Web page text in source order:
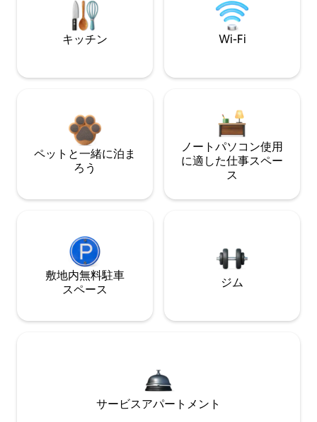
キッチン Wi-Fi
ペットと一緒に泊ま
ろう
ノートパソコン使用
に適した仕事スペー
ス
敷地内無料駐⁠車
ス⁠ペ⁠ー⁠ス
ジム
サービスアパートメント